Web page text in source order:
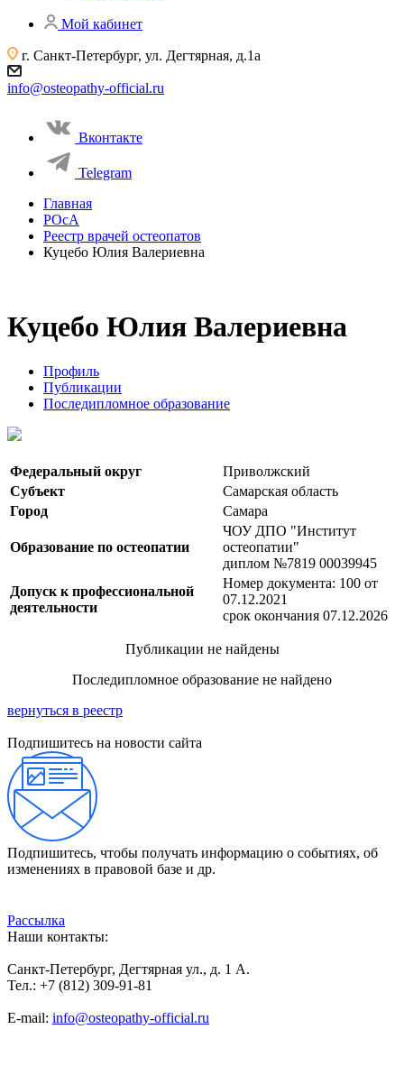
Мой кабинет
г. Санкт-Петербург, ул. Дегтярная, д.1а
info@osteopathy-official.ru
Вконтакте
Telegram
Главная
РОсА
Реестр врачей остеопатов
Куцебо Юлия Валериевна
Куцебо Юлия Валериевна
Профиль
Публикации
Последипломное образование
Федеральный округ
Приволжский
Субъект
Самарская область
Город
Самара
Образование по остеопатии
ЧОУ ДПО "Институт
остеопатии"
диплом №7819 00039945
Допуск к профессиональной
деятельности
Номер документа: 100 от
07.12.2021
срок окончания 07.12.2026
Публикации не найдены
Последипломное образование не найдено
вернуться в реестр
Подпишитесь на новости сайта
Подпишитесь, чтобы получать информацию о событиях, об
изменениях в правовой базе и др.
Рассылка
Наши контакты:
Санкт-Петербург, Дегтярная ул., д. 1 А.
Тел.: +7 (812) 309-91-81
E-mail: info@osteopathy-official.ru